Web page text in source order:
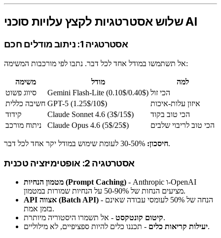
שלוש אסטרטגיות לקצץ עלויות סוכני AI
אסטרטגיה 1: ניתוב מודלים חכם
אל תשתמשו במודל אחד לכל דבר. נתבו לפי מורכבות המשימה:
משימה מודל
למה
סיווג פשוט
Gemini Flash-Lite (0.10$/0.40$) הכי זול
חשיבה כללית GPT-5 (1.25$/10$)
איזון עלות-איכות
קידוד
Claude Sonnet 4.6 (3$/15$)
הכי טוב בקוד
ניתוח מורכב
Claude Opus 4.6 (5$/25$) הכי טוב לריבוי שלבים
חיסכון:30-50% לעומת שימוש במודל יקר אחד לכל דבר.
אסטרטגיה 2: אופטימיזציה טכנית
מטמון הנחיות (Prompt Caching) - Anthropic ו-OpenAI
מציעים הנחות של 50-90% על הנחיות שמורות במטמון.
API אצווה (Batch API) - הנחה של 50% לעומסי עבודה שאינם
בזמן אמת.
קיטום קונטקסט- אל תשמרו היסטוריה מיותרת.
יעילות קריאות כלים- תכננו כלים להיות ספציפיים, לא מילוליים.